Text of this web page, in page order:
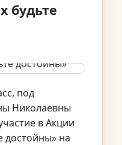
будьте
под
Николаевны
в Акции
достойны» на